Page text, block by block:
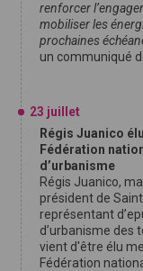
renforcer
mobiliser les
prochaines
un communiqué
23 juillet
Régis Juanico
Fédération
d’urbanisme
Régis Juanico,
président de
représentant
d’urbanisme des
vient d'être élu
Fédération